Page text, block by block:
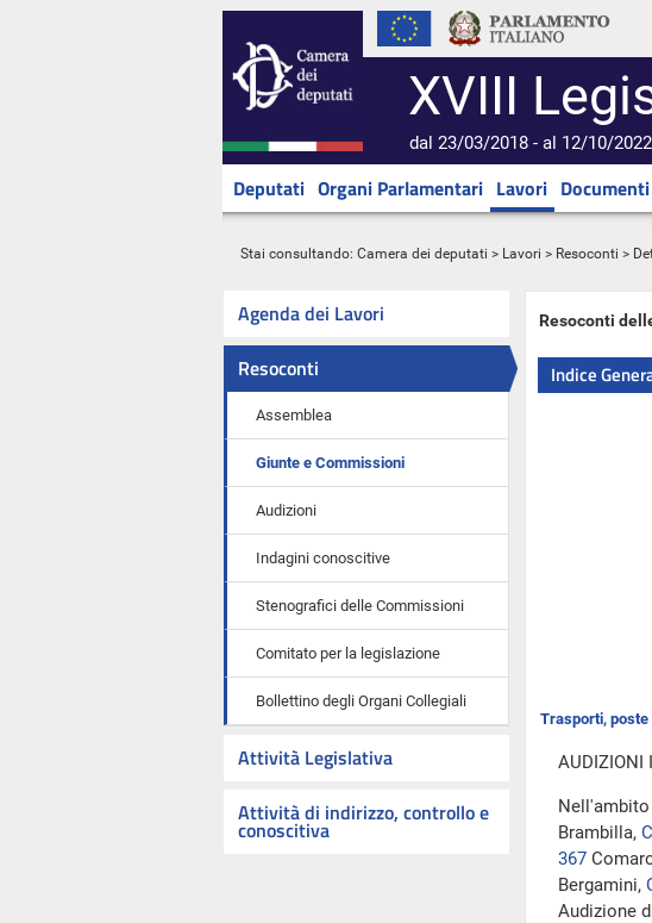
XVIII
dal 23/03/2018 - al 12/10/2022
Deputati Organi Parlamentari Lavori Documenti
Stai consultando: Camera dei deputati > Lavori > Resoconti >
Agenda dei Lavori
Resoconti
Assemblea
Giunte e Commissioni
Audizioni
Indagini conoscitive
Stenografici delle Commissioni
Comitato per la legislazione
Bollettino degli Organi Collegiali
Attività Legislativa
Attività di indirizzo, controllo e
conoscitiva
Resoconti
Indice
Trasporti,
AUDIZIONI
Brambilla,
367
Bergamini,
Audizione